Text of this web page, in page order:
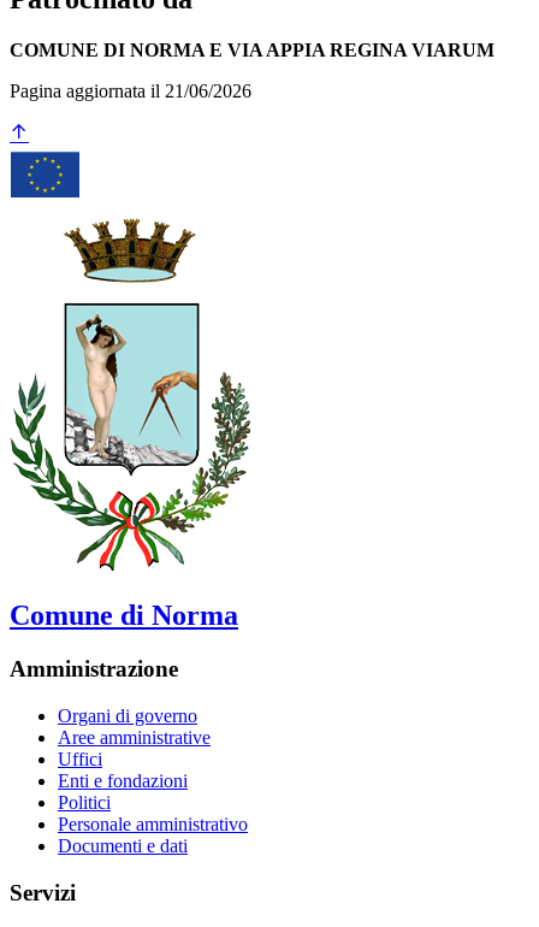
COMUNE DI NORMA E VIA APPIA REGINA VIARUM
Pagina aggiornata il 21/06/2026
Comune di Norma
Amministrazione
Organi di governo
Aree amministrative
Uffici
Enti e fondazioni
Politici
Personale amministrativo
Documenti e dati
Servizi